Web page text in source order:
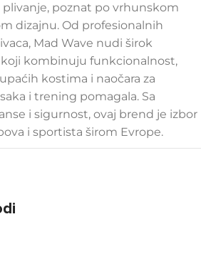
poznat po vrhunskom
dizajnu. Od profesionalnih
Mad Wave nudi širok
kombinuju funkcionalnost,
kostima i naočara za
i trening pomagala. Sa
i sigurnost, ovaj brend je izbor
i sportista širom Evrope.